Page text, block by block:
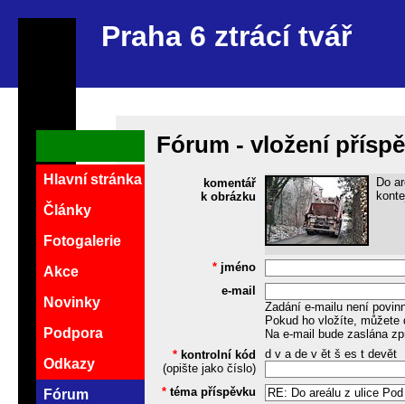
Praha 6 ztrácí tvář
Fórum - vložení
komentář
k obrázku
Do
* jméno
e-mail
Zadání e-mailu není
Pokud ho vložíte,
Na e-mail bude zaslána
* kontrolní kód
(opište jako číslo)
d v a de v ět š es t devět
* téma příspěvku
Hlavní stránka
Články
Fotogalerie
Akce
Novinky
Podpora
Odkazy
Fórum